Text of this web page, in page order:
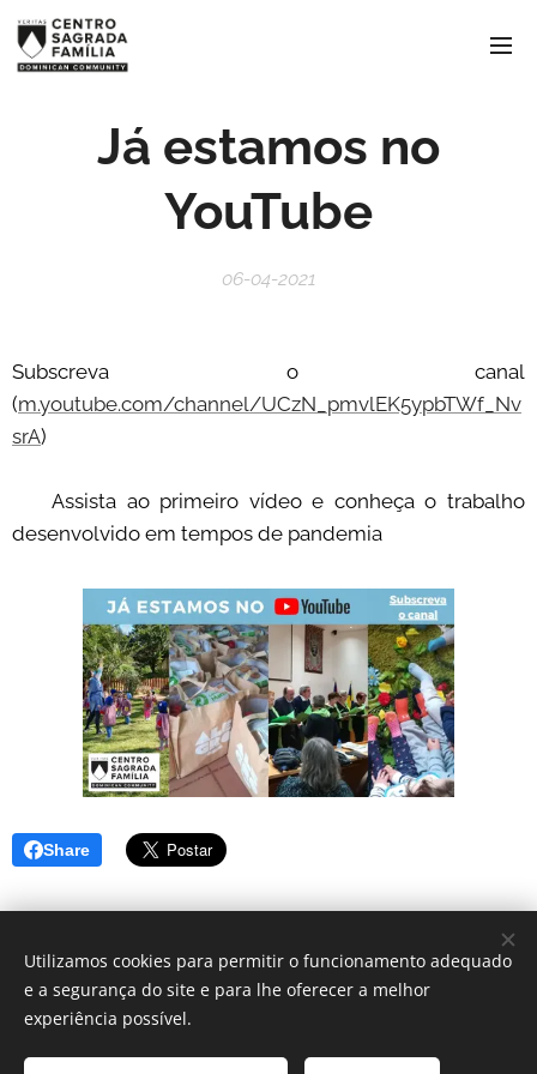
Já estamos no
YouTube
06-04-2021
Subscreva o canal
(m.youtube.com/channel/UCzN_pmvlEK5ypbTWf_Nv
srA)
📽 Assista ao primeiro vídeo e conheça o trabalho
desenvolvido em tempos de pandemia
Share
© 2025 Centro Sagrada Família | Todos os direitos reservados.
Utilizamos cookies para permitir o funcionamento adequado
e a segurança do site e para lhe oferecer a melhor
experiência possível.